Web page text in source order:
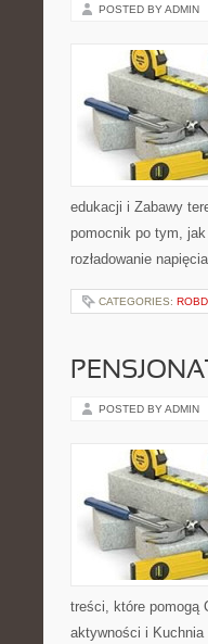
POSTED BY ADMIN
edukacji i Zabawy
pomocnik po tym,
rozładowanie
CATEGORIES:
POSTED BY ADMIN
treści, które pomogą
aktywności i